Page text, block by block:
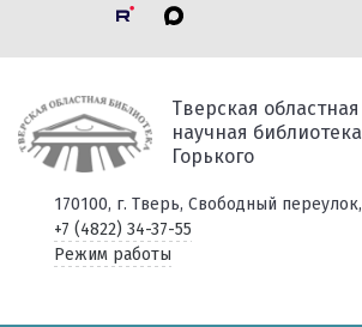
Тверская
научная
Горького
170100, г. Тверь, Свободный
+7 (4822) 34-37-55
Режим работы